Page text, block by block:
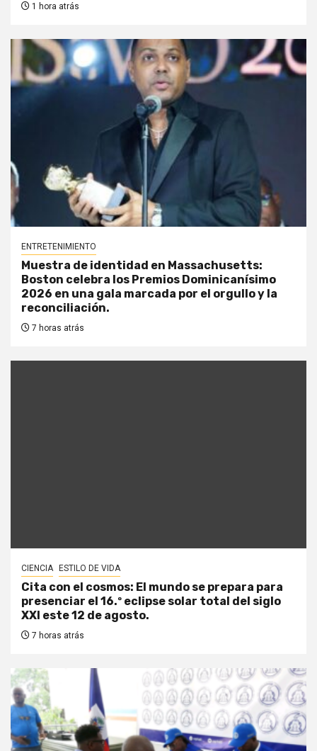
1 hora atrás
ENTRETENIMIENTO
Muestra de identidad en Massachusetts:
Boston celebra los Premios Dominicanísimo
2026 en una gala marcada por el orgullo y la
reconciliación.
7 horas atrás
CIENCIA ESTILO DE VIDA
Cita con el cosmos: El mundo se prepara para
presenciar el 16.º eclipse solar total del siglo
XXI este 12 de agosto.
7 horas atrás